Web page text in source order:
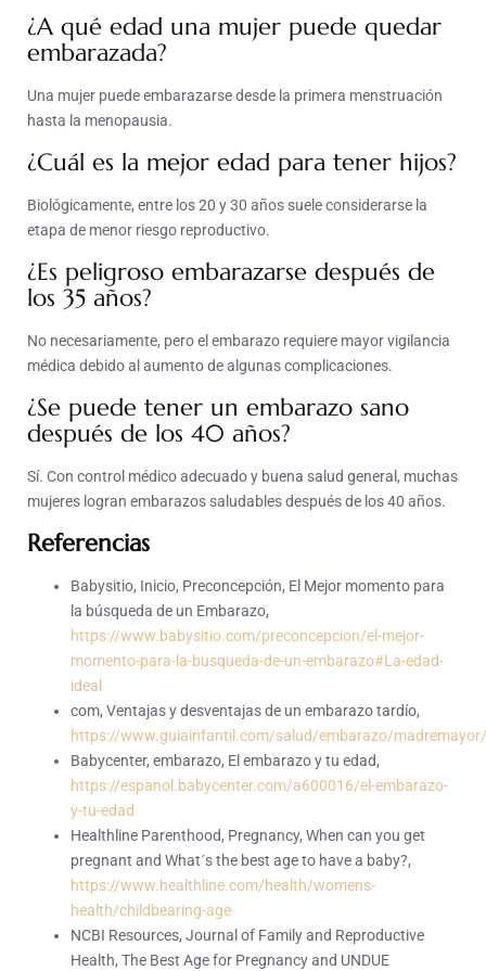
¿A qué edad una mujer puede quedar
embarazada?
Una mujer puede embarazarse desde la primera menstruación
hasta la menopausia.
¿Cuál es la mejor edad para tener hijos?
Biológicamente, entre los 20 y 30 años suele considerarse la
etapa de menor riesgo reproductivo.
¿Es peligroso embarazarse después de
los 35 años?
No necesariamente, pero el embarazo requiere mayor vigilancia
médica debido al aumento de algunas complicaciones.
¿Se puede tener un embarazo sano
después de los 40 años?
Sí. Con control médico adecuado y buena salud general, muchas
mujeres logran embarazos saludables después de los 40 años.
Referencias
Babysitio, Inicio, Preconcepción, El Mejor momento para
la búsqueda de un Embarazo,
https://www.babysitio.com/preconcepcion/el-mejor-
momento-para-la-busqueda-de-un-embarazo#La-edad-
ideal
com, Ventajas y desventajas de un embarazo tardío,
https://www.guiainfantil.com/salud/embarazo/
Babycenter, embarazo, El embarazo y tu edad,
https://espanol.babycenter.com/a600016/el-embarazo-
y-tu-edad
Healthline Parenthood, Pregnancy, When can you get
pregnant and What´s the best age to have a baby?,
https://www.healthline.com/health/womens-
health/childbearing-age
NCBI Resources, Journal of Family and Reproductive
Health, The Best Age for Pregnancy and UNDUE